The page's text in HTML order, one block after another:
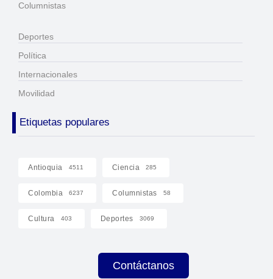
Columnistas
Deportes
Política
Internacionales
Movilidad
Etiquetas populares
Antioquia 4511 Ciencia 285
Colombia 6237 Columnistas 58
Cultura 403 Deportes 3069
Contáctanos